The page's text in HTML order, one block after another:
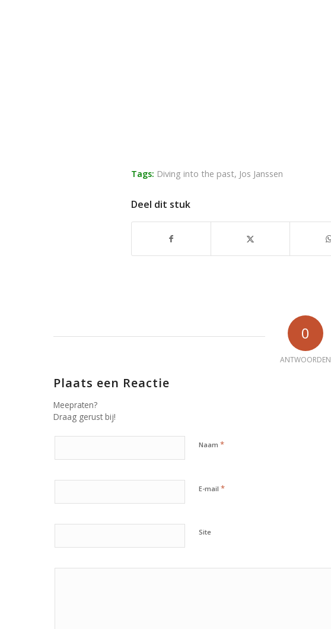
Tags: Diving into the past, Jos Janssen
Deel dit stuk
0
ANTWOORDEN
Plaats een Reactie
Meepraten?
Draag gerust bij!
Naam*
E-mail*
Site